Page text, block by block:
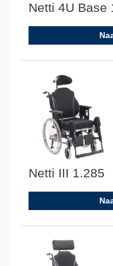
Netti 4U Base
Netti III 1.285